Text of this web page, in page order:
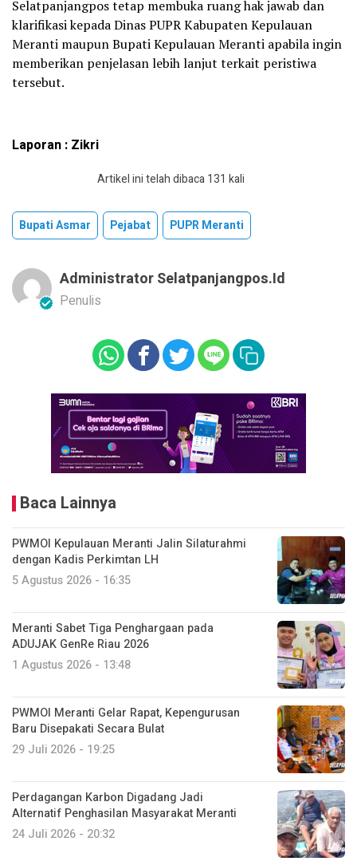
Selatpanjangpos tetap membuka ruang hak jawab dan
klarifikasi kepada Dinas PUPR Kabupaten Kepulauan
Meranti maupun Bupati Kepulauan Meranti apabila ingin
memberikan penjelasan lebih lanjut terkait peristiwa
tersebut.
Laporan : Zikri
Artikel ini telah dibaca 131 kali
Bupati Asmar Pejabat PUPR Meranti
Administrator Selatpanjangpos.id
Penulis
Baca Lainnya
PWMOI Kepulauan Meranti Jalin Silaturahmi
dengan Kadis Perkimtan LH
5 Agustus 2026 - 16:35
Meranti Sabet Tiga Penghargaan pada
ADUJAK GenRe Riau 2026
1 Agustus 2026 - 13:48
PWMOI Meranti Gelar Rapat, Kepengurusan
Baru Disepakati Secara Bulat
29 Juli 2026 - 19:25
Perdagangan Karbon Digadang Jadi
Alternatif Penghasilan Masyarakat Meranti
24 Juli 2026 - 20:32